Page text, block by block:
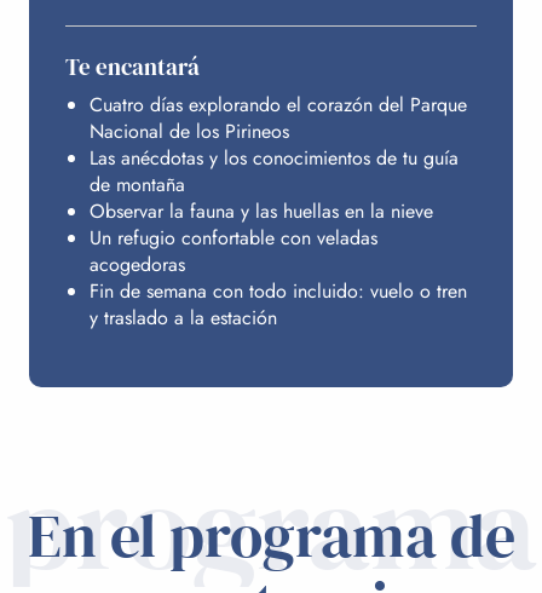
Te encantará
Cuatro días explorando el corazón del Parque
Nacional de los Pirineos
Las anécdotas y los conocimientos de tu guía
de montaña
Observar la fauna y las huellas en la nieve
Un refugio confortable con veladas
acogedoras
Fin de semana con todo incluido: vuelo o tren
y traslado a la estación
programa
En el programa de